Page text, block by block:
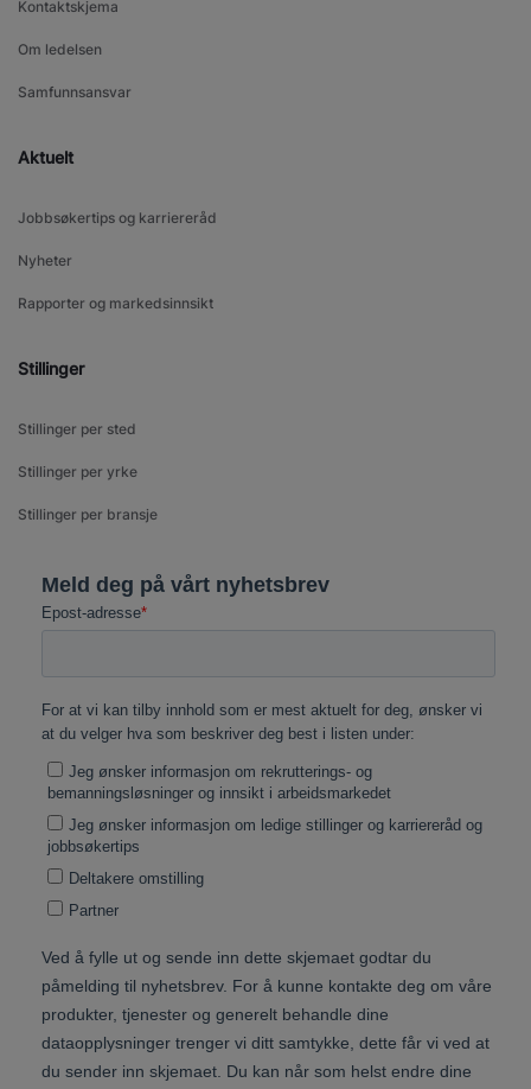
Kontaktskjema
Om ledelsen
Samfunnsansvar
Aktuelt
Jobbsøkertips og karriereråd
Nyheter
Rapporter og markedsinnsikt
Stillinger
Stillinger per sted
Stillinger per yrke
Stillinger per bransje